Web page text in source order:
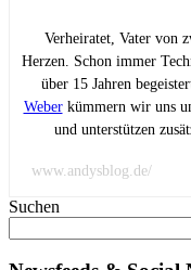
Verheiratet, Vater von
Herzen. Schon immer
über 15 Jahren
Weberkümmern wir uns
und unterstützen
www.andysblog.de/
Suchen